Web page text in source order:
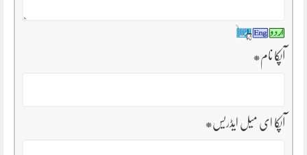
آپکا نام*
آپکا ای میل ایڈریس*